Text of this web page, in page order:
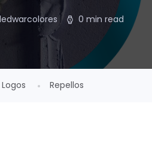
ledwarcolores 0 min read
Logos Repellos